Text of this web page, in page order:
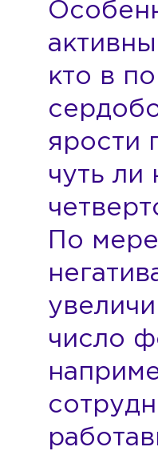
кто в
ярости
чуть ли
По
число